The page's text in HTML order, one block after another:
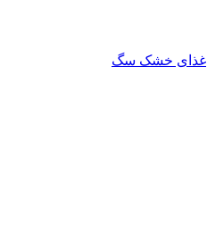
غذای خشک سگ